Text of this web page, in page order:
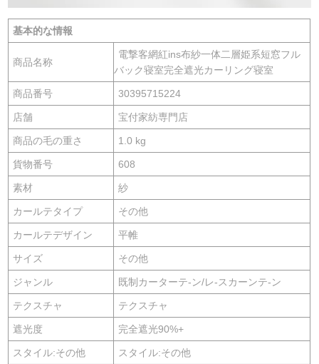
基本的な情報
商品名称
電撃客網紅ins布紗一体二層姫系短窓フル
バック寝室完全遮光カーリング寝室
商品番号 30395715224
店舗 宝付家紡専門店
商品の毛の重さ 1.0 kg
貨物番号 608
素材 紗
カールテタイプ その他
カールテデザイン 平帷
サイズ その他
ジャンル 既制カーターテ-ン/レ-スカーンテ-ン
テクスチャ テクスチャ
遮光度 完全遮光90%+
スタイル:その他 スタイル:その他